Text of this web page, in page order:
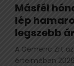
Másfél
lép
legszebb
A Gemenc Zrt
értelmében